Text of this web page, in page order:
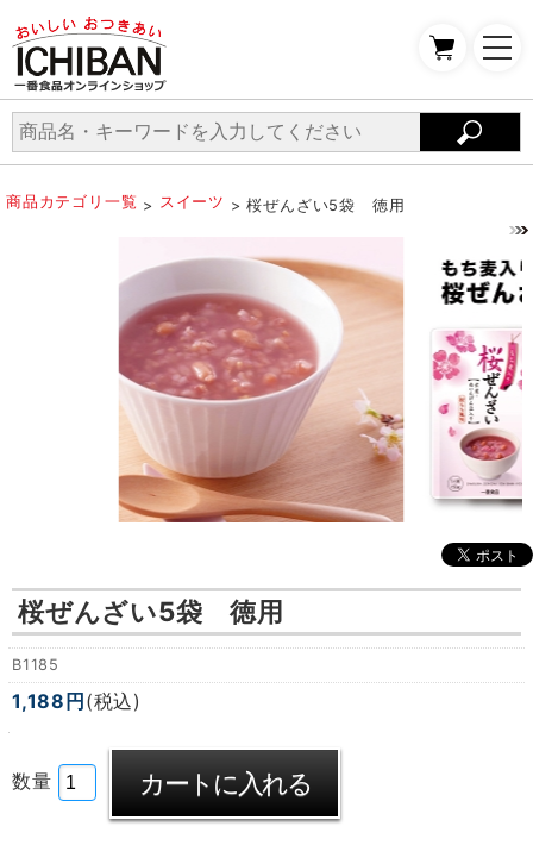
商品カテゴリ一覧 > スイーツ > 桜ぜんざい5袋 徳用
桜ぜんざい5袋 徳用
B1185
1,188円 (税込)
数量